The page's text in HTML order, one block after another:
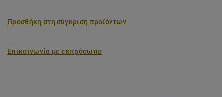
Προσθήκη στη σύγκριση προϊόντων
Επικοινωνία με εκπρόσωπο